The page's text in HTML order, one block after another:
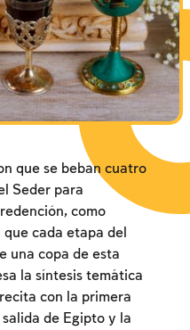
del Templo
que se beban cuatro
Seder para
como
cada etapa del
una copa de esta
la síntesis temática
con la primera
de Egipto y la